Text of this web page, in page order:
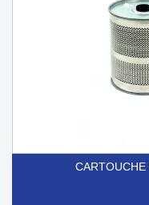
CARTOUCHE